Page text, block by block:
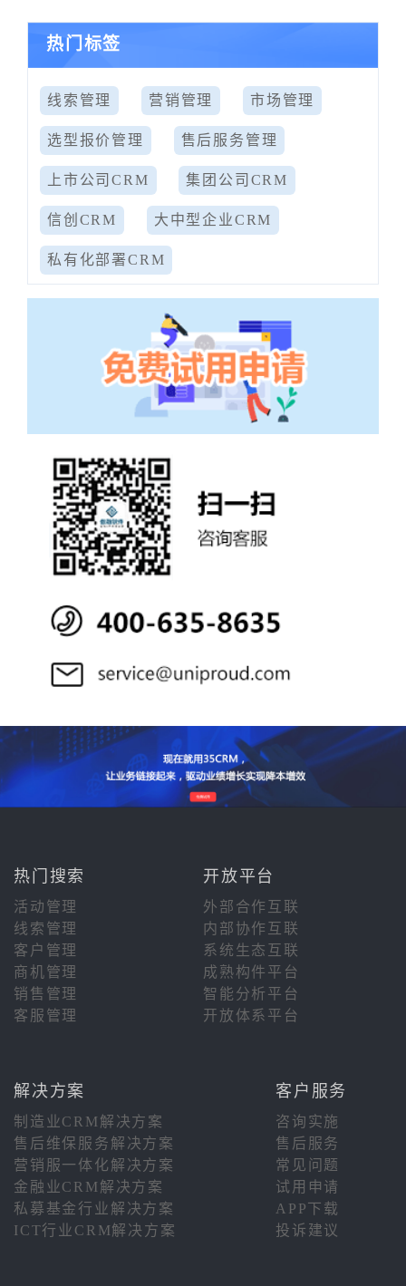
热门标签
线索管理 营销管理 市场管理
选型报价管理 售后服务管理
上市公司CRM 集团公司CRM
信创CRM 大中型企业CRM
私有化部署CRM
热门搜索 开放平台
活动管理
外部合作互联
线索管理
内部协作互联
客户管理
系统生态互联
商机管理
成熟构件平台
销售管理
智能分析平台
客服管理
开放体系平台
解决方案 客户服务
制造业CRM解决方案
咨询实施
售后维保服务解决方案
售后服务
营销服一体化解决方案
常见问题
金融业CRM解决方案
试用申请
私募基金行业解决方案
APP下载
ICT行业CRM解决方案
投诉建议